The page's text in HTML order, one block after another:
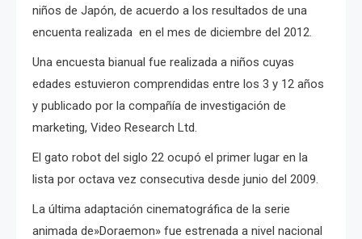
niños de Japón, de acuerdo a los resultados de una
encuenta realizada en el mes de diciembre del 2012.
Una encuesta bianual fue realizada a niños cuyas
edades estuvieron comprendidas entre los 3 y 12 años
y publicado por la compañía de investigación de
marketing, Video Research Ltd.
El gato robot del siglo 22 ocupó el primer lugar en la
lista por octava vez consecutiva desde junio del 2009.
La última adaptación cinematográfica de la serie
animada de»Doraemon» fue estrenada a nivel nacional